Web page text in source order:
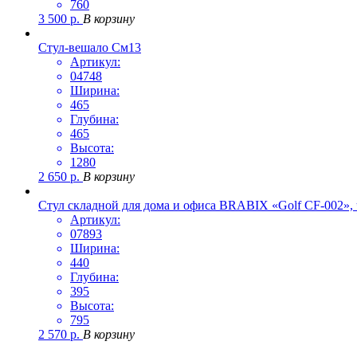
760
3 500 р. В корзину
Стул-вешало См13
Артикул:
04748
Ширина:
465
Глубина:
465
Высота:
1280
2 650 р. В корзину
Стул складной для дома и офиса BRABIX «Golf CF-002»,
Артикул:
07893
Ширина:
440
Глубина:
395
Высота:
795
2 570 р. В корзину